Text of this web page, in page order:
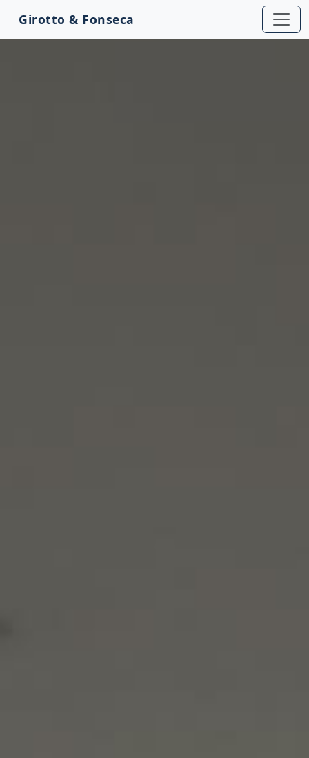
Girotto & Fonseca